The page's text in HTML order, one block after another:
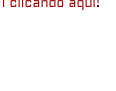
clicando aqui!